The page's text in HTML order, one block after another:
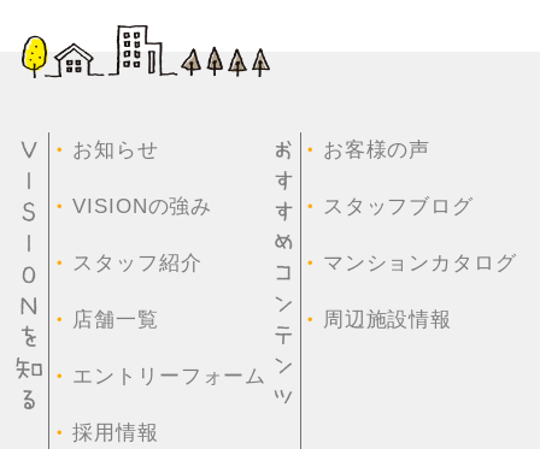
・ お知らせ
・VISIONの強み
・ スタッフ紹介
・ 店舗一覧
・ エントリーフォーム
・採用情報
・ お客様の声
・ スタッフブログ
・ マンションカタログ
・ 周辺施設情報